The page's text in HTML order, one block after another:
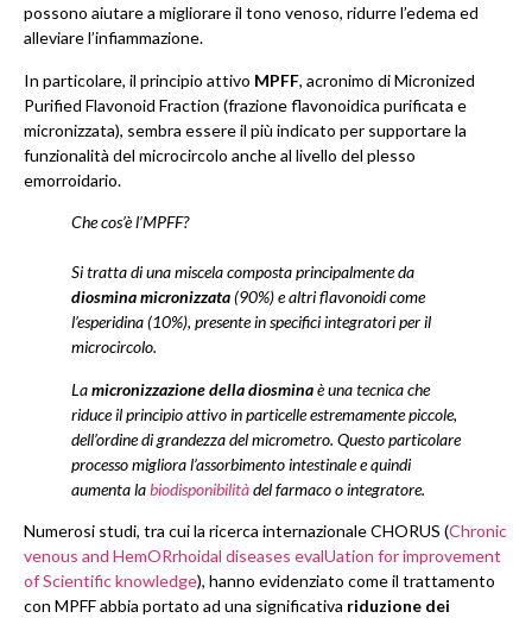
possono aiutare a migliorare il tono venoso, ridurre l’edema ed
alleviare l’infiammazione.
In particolare, il principio attivo MPFF, acronimo di Micronized
Purified Flavonoid Fraction (frazione flavonoidica purificata e
micronizzata), sembra essere il più indicato per supportare la
funzionalità del microcircolo anche al livello del plesso
emorroidario.
Che cos’è l’MPFF?
Si tratta di una miscela composta principalmente da
diosmina micronizzata(90%) e altri flavonoidi come
l’esperidina (10%), presente in specifici integratori per il
microcircolo.
Lamicronizzazione della diosminaè una tecnica che
riduce il principio attivo in particelle estremamente piccole,
dell’ordine di grandezza del micrometro. Questo particolare
processo migliora l’assorbimento intestinale e quindi
aumenta labiodisponibilitàdel farmaco o integratore.
Numerosi studi, tra cui la ricerca internazionale CHORUS (Chronic
venous and HemORrhoidal diseases evalUation for improvement
of Scientific knowledge), hanno evidenziato come il trattamento
con MPFF abbia portato ad una significativa riduzione dei